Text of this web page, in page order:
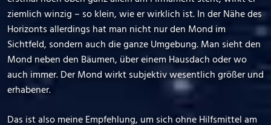
ziemlich winzig – so klein, wie er wirklich ist. In der Nähe des
Horizonts allerdings hat man nicht nur den Mond im
Sichtfeld, sondern auch die ganze Umgebung. Man sieht den
Mond neben den Bäumen, über einem Hausdach oder wo
auch immer. Der Mond wirkt subjektiv wesentlich größer und
erhabener.
Das ist also meine Empfehlung, um sich ohne Hilfsmittel am